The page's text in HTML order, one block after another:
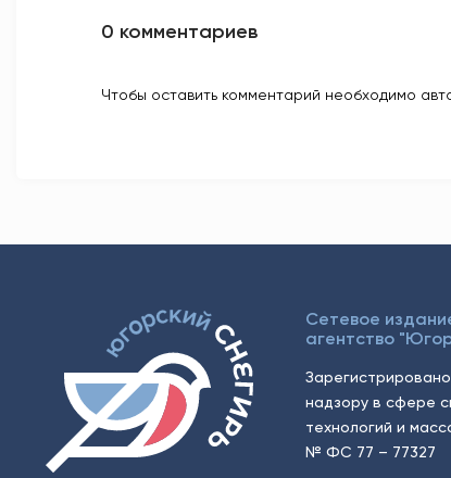
0 комментариев
Чтобы оставить комментарий необходимо
Сетевое
агентство
надзору в сфере
технологий и
№ ФС 77 – 77327